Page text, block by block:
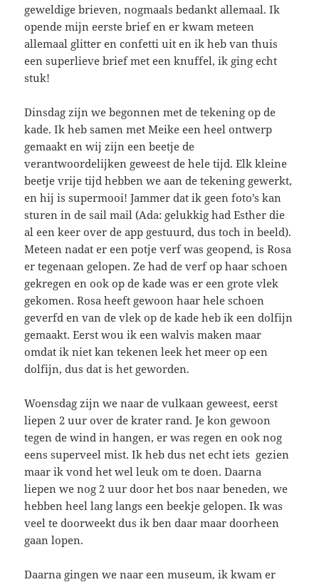
geweldige brieven, nogmaals bedankt allemaal. Ik
opende mijn eerste brief en er kwam meteen
allemaal glitter en confetti uit en ik heb van thuis
een superlieve brief met een knuffel, ik ging echt
stuk!
Dinsdag zijn we begonnen met de tekening op de
kade. Ik heb samen met Meike een heel ontwerp
gemaakt en wij zijn een beetje de
verantwoordelijken geweest de hele tijd. Elk kleine
beetje vrije tijd hebben we aan de tekening gewerkt,
en hij is supermooi! Jammer dat ik geen foto’s kan
sturen in de sail mail (Ada: gelukkig had Esther die
al een keer over de app gestuurd, dus toch in beeld).
Meteen nadat er een potje verf was geopend, is Rosa
er tegenaan gelopen. Ze had de verf op haar schoen
gekregen en ook op de kade was er een grote vlek
gekomen. Rosa heeft gewoon haar hele schoen
geverfd en van de vlek op de kade heb ik een dolfijn
gemaakt. Eerst wou ik een walvis maken maar
omdat ik niet kan tekenen leek het meer op een
dolfijn, dus dat is het geworden.
Woensdag zijn we naar de vulkaan geweest, eerst
liepen 2 uur over de krater rand. Je kon gewoon
tegen de wind in hangen, er was regen en ook nog
eens superveel mist. Ik heb dus net echt iets gezien
maar ik vond het wel leuk om te doen. Daarna
liepen we nog 2 uur door het bos naar beneden, we
hebben heel lang langs een beekje gelopen. Ik was
veel te doorweekt dus ik ben daar maar doorheen
gaan lopen.
Daarna gingen we naar een museum, ik kwam er